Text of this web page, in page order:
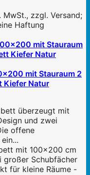
MwSt., zzgl. Versand;
Haftung
mit Stauraum 2
Kiefer Natur
überzeugt mit
und zwei
offene
mit 100x200 cm
großer Schubfächer
für kleine Räume -